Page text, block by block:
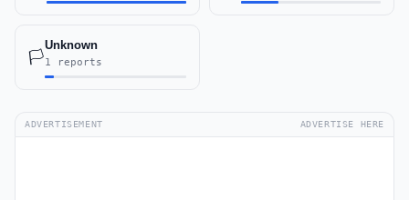
🏳️
Unknown
1 reports
ADVERTISEMENT ADVERTISE HERE